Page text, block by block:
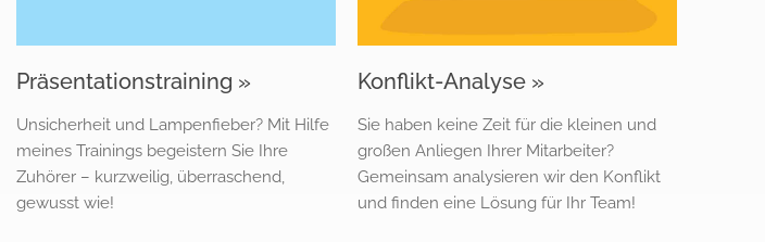
Präsentationstraining »
Unsicherheit und Lampenfieber? Mit Hilfe
meines Trainings begeistern Sie Ihre
Zuhörer – kurzweilig, überraschend,
gewusst wie!
Konflikt-Analyse »
Sie haben keine Zeit für die kleinen und
großen Anliegen Ihrer Mitarbeiter?
Gemeinsam analysieren wir den Konflikt
und finden eine Lösung für Ihr Team!